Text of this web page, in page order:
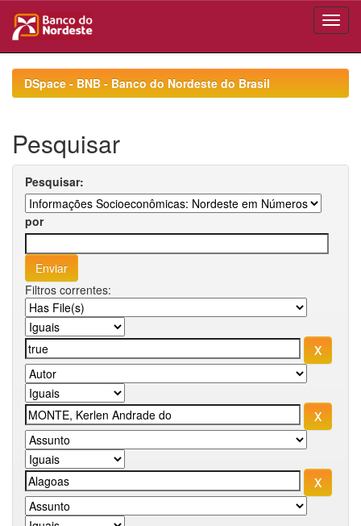
navigationDSpace - BNB - Banco do Nordeste do Brasil
Pesquisar
Pesquisar:
por
Filtros correntes: